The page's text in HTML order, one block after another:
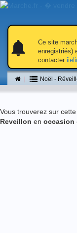
notifications
notifications
Ce site
enregistriés)
contacter
Noël -
Vous trouverez sur
Reveillon en occasion